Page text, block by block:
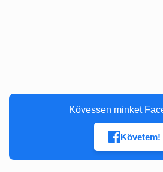
Kövessen minket
Követem!